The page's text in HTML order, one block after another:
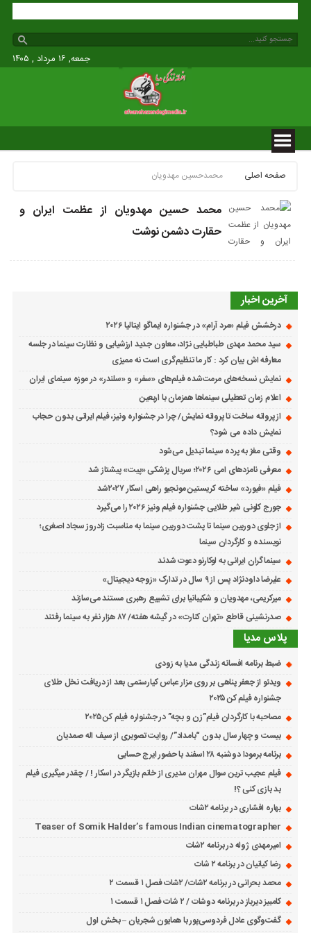
جمعه, ۱۶ مرداد , ۱۴۰۵
صفحه اصلی محمدحسین مهدویان
محمد حسین مهدویان از عظمت ایران و
حقارت دشمن نوشت
آخرین اخبار
درخشش فیلم «مرد آرام» در جشنواره ایماگو ایتالیا ۲۰۲۶
سید محمد مهدی طباطبایی نژاد، معاون جدید ارزشیابی و نظارت سینما در جلسه
معارفه اش بیان کرد : کار ما تنظیم‌گری است نه ممیزی
نمایش نسخه‌های مرمت‌شده فیلم‌های «سفر» و «سلندر» در موزه سینمای ایران
اعلام زمان تعطیلی سینماها همزمان با اربعین
از پروانه ساخت تا پروانه نمایش/ چرا در جشنواره ونیز، فیلم ایرانی بدون حجاب
نمایش داده می شود؟
وقتی مغز به پرده سینما تبدیل می‌شود
معرفی نامزدهای امی ۲۰۲۶؛ سریال پزشکی «پیت» پیشتاز شد
فیلم «فیورد» ساخته کریستین مونجیو راهی اسکار ۲۰۲۷شد
جورج کلونی شیر طلایی جشنواره فیلم ونیز ۲۰۲۶ را می‌گیرد
از جلوی دوربین سینما تا پشت دوربین سینما به مناسبت زادروز سجاد اصغری؛
نویسنده و کارگردان سینما
سینماگران ایرانی به لوکارنو دعوت شدند
علیرضا داودنژاد پس از ۹ سال در تدارک «زوجه دیجیتال»
میرکریمی، مهدویان و شکیبانیا برای تشییع رهبری مستند می‌سازند
صدرنشینی قاطع «تهران کنارت» در گیشه هفته/ ۸۷ هزار نفر به سینما رفتند
پلاس مدیا
ضبط برنامه افسانه زندگی مدیا به زودی
ویدئو از جعفر پناهی بر روی مزار عباس کیارستمی بعد از دریافت نخل طلای
جشنواره فیلم کن ۲۰۲۵
مصاحبه با کارگردان فیلم”زن و بچه” در جشنواره فیلم کن ۲۰۲۵
بیست و چهار سال بدون “بامداد”/ روایت تصویری از سیف اله صمدیان
برنامه برمودا دوشنبه ۲۸ اسفند با حضور ایرج حسابی
فیلم عجیب ترین سوال مهران مدیری از خانم بازیگر در اسکار ! / چقدر میگیری فیلم
بد بازی کنی ؟!
بهاره افشاری در برنامه ۲شات
Teaser of Somik Halder’s famous Indian cinematographer
امیرمهدی ژوله در برنامه ۲شات
رضا کیانیان در برنامه ۲ شات
محمد بحرانی در برنامه ۲شات/ ۲شات فصل ۱ قسمت ۲
کامبیز دیرباز در برنامه دوشات / ۲ شات فصل ۱ قسمت ۱
گفت‌وگوی عادل فردوسی‌پور با همایون شجریان – بخش اول